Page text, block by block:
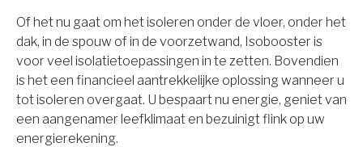
Of het nu gaat om het isoleren onder de vloer, onder het
dak, in de spouw of in de voorzetwand, Isobooster is
voor veel isolatietoepassingen in te zetten. Bovendien
is het een financieel aantrekkelijke oplossing wanneer u
tot isoleren overgaat. U bespaart nu energie, geniet van
een aangenamer leefklimaat en bezuinigt flink op uw
energierekening.